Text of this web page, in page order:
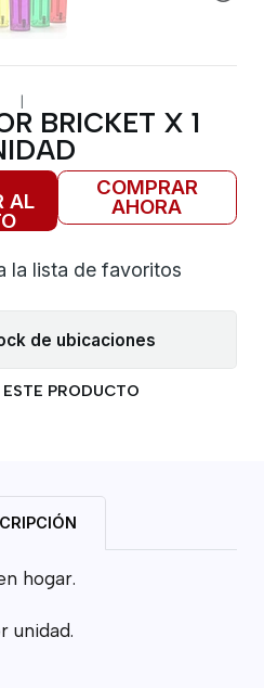
|
BRICKET X 1
AL
COMPRAR
AHORA
la lista de favoritos
de ubicaciones
PRODUCTO
hogar.
unidad.